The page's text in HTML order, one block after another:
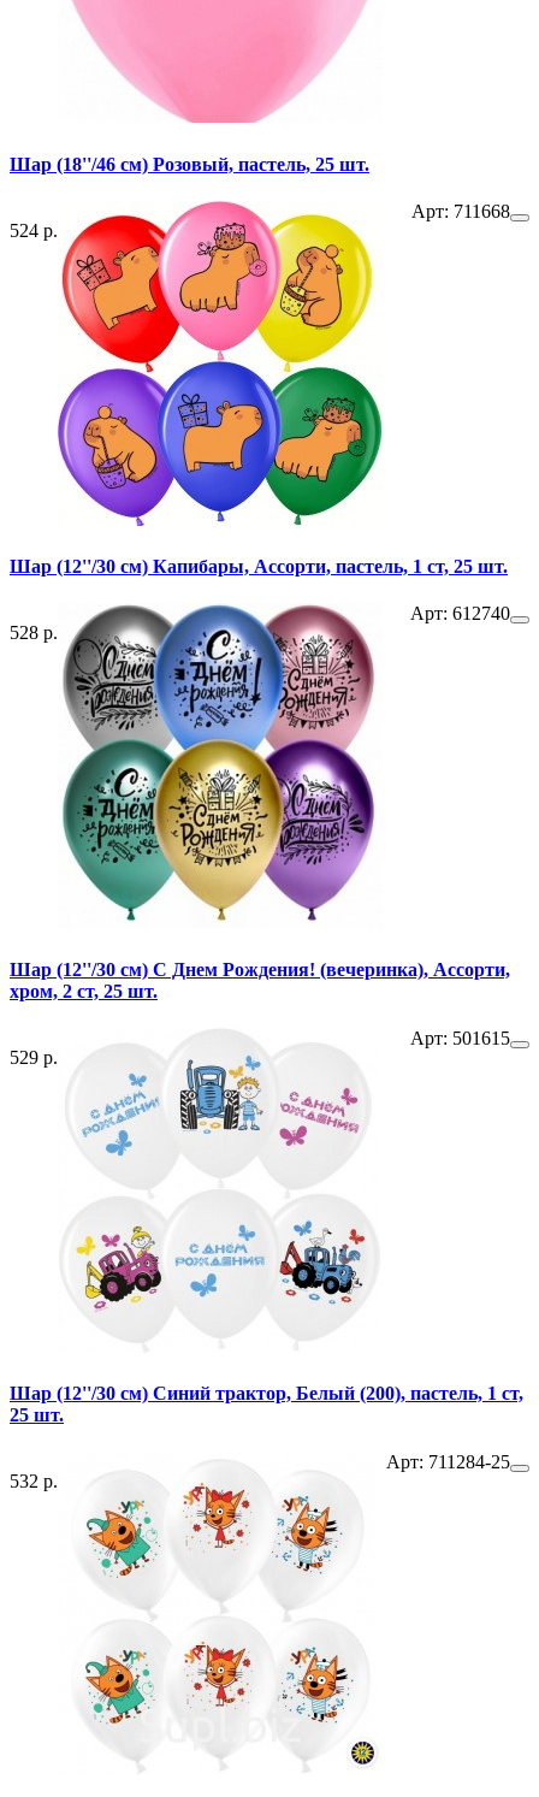
Шар (18''/46 см) Розовый, пастель, 25 шт.
524 р.
Арт: 711668
Шар (12''/30 см) Капибары, Ассорти, пастель, 1 ст, 25 шт.
528 р.
Арт: 612740
Шар (12''/30 см) С Днем Рождения! (вечеринка), Ассорти,
хром, 2 ст, 25 шт.
529 р.
Арт: 501615
Шар (12''/30 см) Синий трактор, Белый (200), пастель, 1 ст,
25 шт.
532 р.
Арт: 711284-25